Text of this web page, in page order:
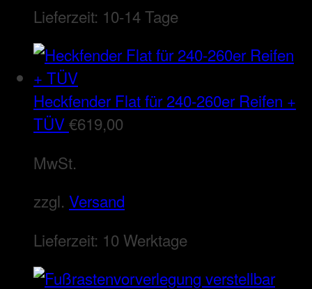
Lieferzeit: 10-14 Tage
Heckfender Flat für 240-260er Reifen +
TÜV€619,00
MwSt.
zzgl. Versand
Lieferzeit: 10 Werktage